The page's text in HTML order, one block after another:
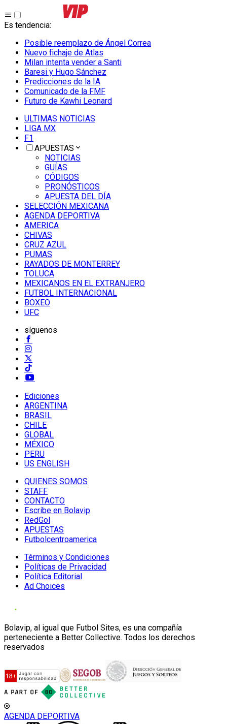
Es tendencia:
Posible reemplazo de Ángel Correa
Nuevo fichaje de Atlas
Milan intenta vender a Santi
Baresi y Hugo Sánchez
Predicciones de la IA
Comunicado de la FMF
Futuro de Kawhi Leonard
ULTIMAS NOTICIAS
LIGA MX
F1
APUESTAS
NOTICIAS
GUÍAS
CÓDIGOS
PRONÓSTICOS
APUESTA DEL DÍA
SELECCIÓN MEXICANA
AGENDA DEPORTIVA
AMERICA
CHIVAS
CRUZ AZUL
PUMAS
RAYADOS DE MONTERREY
TOLUCA
MEXICANOS EN EL EXTRANJERO
FUTBOL INTERNACIONAL
BOXEO
UFC
síguenos
Ediciones
ARGENTINA
BRASIL
CHILE
GLOBAL
MÉXICO
PERU
US ENGLISH
QUIENES SOMOS
STAFF
CONTACTO
Escribe en Bolavip
RedGol
APUESTAS
Futbolcentroamerica
Términos y Condiciones
Políticas de Privacidad
Política Editorial
Ad Choices
Bolavip, al igual que Futbol Sites, es una compañía
perteneciente a Better Collective. Todos los derechos
reservados
AGENDA DEPORTIVA